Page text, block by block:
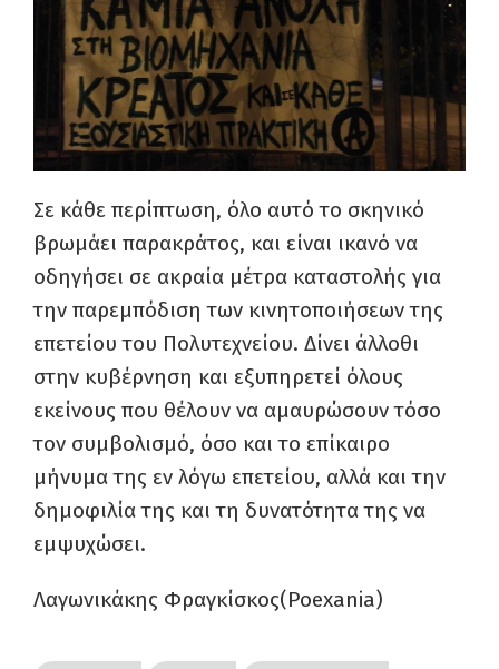
Σε κάθε περίπτωση, όλο αυτό το σκηνικό
βρωμάει παρακράτος, και είναι ικανό να
οδηγήσει σε ακραία μέτρα καταστολής για
την παρεμπόδιση των κινητοποιήσεων της
επετείου του Πολυτεχνείου. Δίνει άλλοθι
στην κυβέρνηση και εξυπηρετεί όλους
εκείνους που θέλουν να αμαυρώσουν τόσο
τον συμβολισμό, όσο και το επίκαιρο
μήνυμα της εν λόγω επετείου, αλλά και την
δημοφιλία της και τη δυνατότητα της να
εμψυχώσει.
Λαγωνικάκης Φραγκίσκος(Poexania)